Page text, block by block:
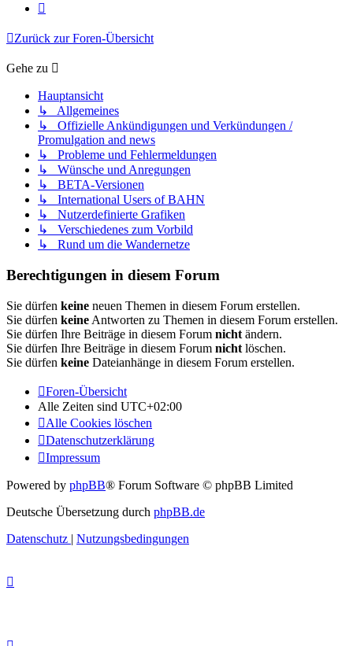
Zurück zur Foren-Übersicht
Gehe zu
Hauptansicht
↳ Allgemeines
↳ Offizielle Ankündigungen und Verkündungen /
Promulgation and news
↳ Probleme und Fehlermeldungen
↳ Wünsche und Anregungen
↳ BETA-Versionen
↳ International Users of BAHN
↳ Nutzerdefinierte Grafiken
↳ Verschiedenes zum Vorbild
↳ Rund um die Wandernetze
Berechtigungen in diesem Forum
Sie dürfen keine neuen Themen in diesem Forum erstellen.
Sie dürfen keine Antworten zu Themen in diesem Forum erstellen.
Sie dürfen Ihre Beiträge in diesem Forum nicht ändern.
Sie dürfen Ihre Beiträge in diesem Forum nicht löschen.
Sie dürfen keine Dateianhänge in diesem Forum erstellen.
Foren-Übersicht
Alle Zeiten sind UTC+02:00
Alle Cookies löschen
Datenschutzerklärung
Impressum
Powered by phpBB® Forum Software © phpBB Limited
Deutsche Übersetzung durch phpBB.de
Datenschutz | Nutzungsbedingungen